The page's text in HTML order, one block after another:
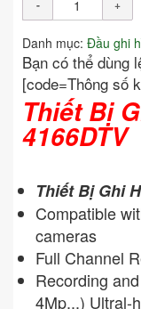
Danh mục: Đầu ghi
Bạn có thể dùng
[code=Thông số
Thiết Bị
4166DTV
Thiết Bị Ghi
Compatible
cameras
Full Channel
Recording
4Mp...) Ultral-